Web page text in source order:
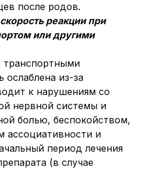
после родов.
реакции при
или другими
транспортными
из-за
к нарушениям со
нервной системы и
болью, беспокойством,
ассоциативности и
период лечения
(в случае